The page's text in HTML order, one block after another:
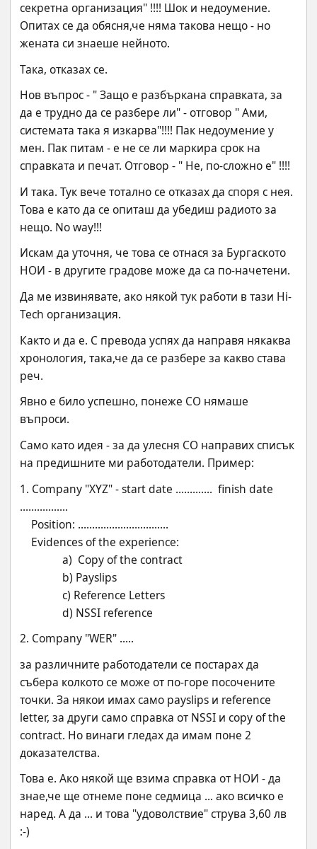
секретна организация" !!!! Шок и недоумение.
Опитах се да обясня,че няма такова нещо - но
жената си знаеше нейното.
Така, отказах се.
Нов въпрос - " Защо е разбъркана справката, за
да е трудно да се разбере ли" - отговор " Ами,
системата така я изкарва"!!!! Пак недоумение у
мен. Пак питам - е не се ли маркира срок на
справката и печат. Отговор - " Не, по-сложно е" !!!!
И така. Тук вече тотално се отказах да споря с нея.
Това е като да се опиташ да убедиш радиото за
нещо. No way!!!
Искам да уточня, че това се отнася за Бургаското
НОИ - в другите градове може да са по-начетени.
Да ме извинявате, ако някой тук работи в тази Hi-
Tech организация.
Както и да е. С превода успях да направя някаква
хронология, така,че да се разбере за какво става
реч.
Явно е било успешно, понеже СО нямаше
въпроси.
Само като идея - за да улесня СО направих списък
на предишните ми работодатели. Пример:
1. Company "XYZ" - start date .............  finish date
.................
    Position: ................................
    Evidences of the experience:
               a)  Copy of the contract
               b) Payslips
               c) Reference Letters
               d) NSSI reference
2. Company "WER" .....
за различните работодатели се постарах да
събера колкото се може от по-горе посочените
точки. За някои имах само payslips и reference
letter, за други само справка от NSSI и copy of the
contract. Но винаги гледах да имам поне 2
доказателства.
Това е. Ако някой ще взима справка от НОИ - да
знае,че ще отнеме поне седмица ... ако всичко е
наред. А да ... и това "удоволствие" струва 3,60 лв
:-)